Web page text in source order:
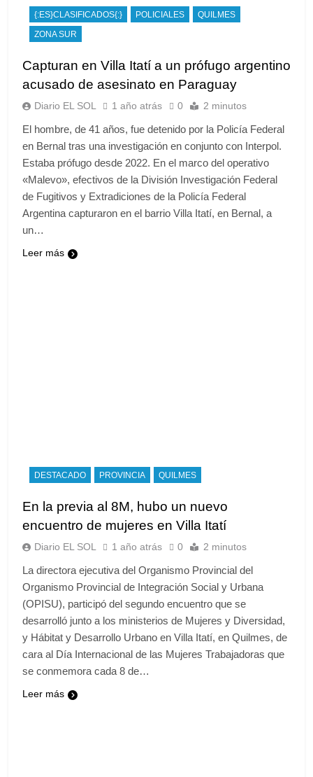
{:ES}CLASIFICADOS{:} POLICIALES
QUILMES
ZONA SUR
Capturan en Villa Itatí a un prófugo argentino
acusado de asesinato en Paraguay
Diario EL SOL 1 año atrás 0 2 minutos
El hombre, de 41 años, fue detenido por la Policía Federal
en Bernal tras una investigación en conjunto con Interpol.
Estaba prófugo desde 2022. En el marco del operativo
«Malevo», efectivos de la División Investigación Federal
de Fugitivos y Extradiciones de la Policía Federal
Argentina capturaron en el barrio Villa Itatí, en Bernal, a
un…
Leer más
DESTACADO PROVINCIA QUILMES
En la previa al 8M, hubo un nuevo
encuentro de mujeres en Villa Itatí
Diario EL SOL 1 año atrás 0 2 minutos
La directora ejecutiva del Organismo Provincial del
Organismo Provincial de Integración Social y Urbana
(OPISU), participó del segundo encuentro que se
desarrolló junto a los ministerios de Mujeres y Diversidad,
y Hábitat y Desarrollo Urbano en Villa Itatí, en Quilmes, de
cara al Día Internacional de las Mujeres Trabajadoras que
se conmemora cada 8 de…
Leer más